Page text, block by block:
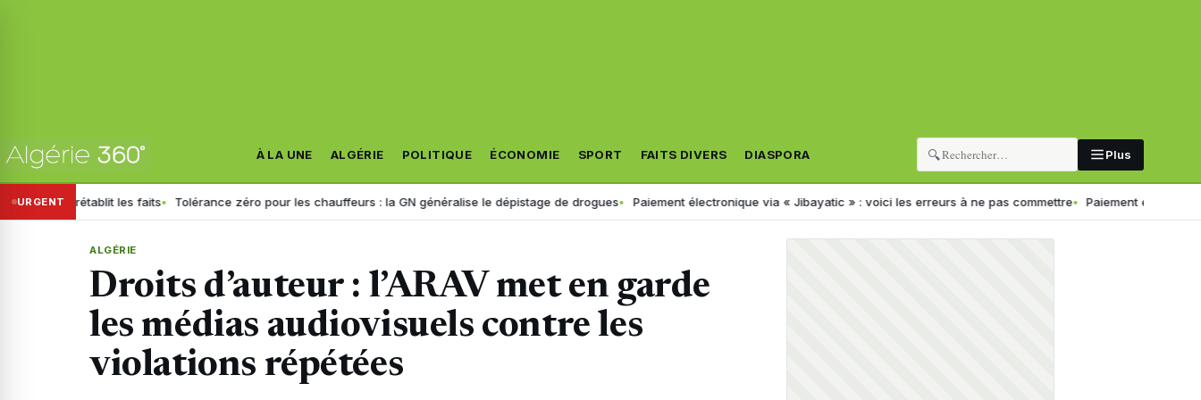
À LA UNE ALGÉRIE POLITIQUE ÉCONOMIE SPORT FAITS DIVERS DIASPORA 🔍 Plus
URGENT
rétablit les faits Tolérance zéro pour les chauffeurs : la GN généralise le dépistage de drogues Paiement électronique via « Jibayatic » : voici les erreurs à ne pas commettre Paiement électronique en
ALGÉRIE
Droits d’auteur : l’ARAV met en garde
les médias audiovisuels contre les
violations répétées